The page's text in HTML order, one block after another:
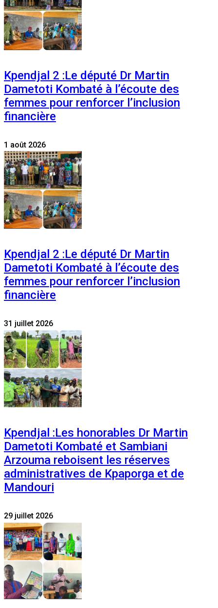
Kpendjal 2 :Le député Dr Martin
Dametoti Kombaté à l’écoute des
femmes pour renforcer l’inclusion
financière
1 août 2026
Kpendjal 2 :Le député Dr Martin
Dametoti Kombaté à l’écoute des
femmes pour renforcer l’inclusion
financière
31 juillet 2026
Kpendjal :Les honorables Dr Martin
Dametoti Kombaté et Sambiani
Arzouma reboisent les réserves
administratives de Kpaporga et de
Mandouri
29 juillet 2026